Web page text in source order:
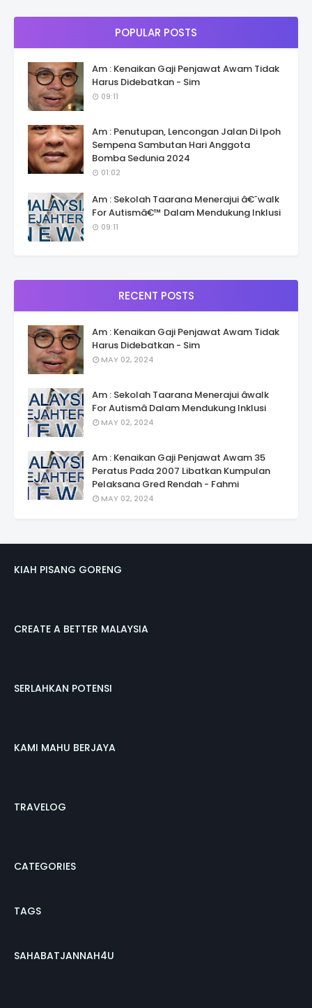
POPULAR POSTS
Am : Kenaikan Gaji Penjawat Awam Tidak
Harus Didebatkan - Sim
09:11
Am : Penutupan, Lencongan Jalan Di Ipoh
Sempena Sambutan Hari Anggota
Bomba Sedunia 2024
01:02
Am : Sekolah Taarana Menerajui â€˜walk
For Autismâ€™ Dalam Mendukung Inklusi
09:11
RECENT POSTS
Am : Kenaikan Gaji Penjawat Awam Tidak
Harus Didebatkan - Sim
MAY 02, 2024
Am : Sekolah Taarana Menerajui âwalk
For Autismâ Dalam Mendukung Inklusi
MAY 02, 2024
Am : Kenaikan Gaji Penjawat Awam 35
Peratus Pada 2007 Libatkan Kumpulan
Pelaksana Gred Rendah - Fahmi
MAY 02, 2024
KIAH PISANG GORENG
CREATE A BETTER MALAYSIA
SERLAHKAN POTENSI
KAMI MAHU BERJAYA
TRAVELOG
CATEGORIES
TAGS
SAHABATJANNAH4U